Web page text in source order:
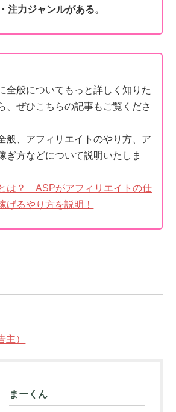
注力ジャンルがある。
全般についてもっと詳しく知りた
、ぜひこちらの記事もご覧くださ
般、アフィリエイトのやり方、ア
ぎ方などについて説明いたしま
は？ ASPがアフィリエイトの仕
げるやり方を説明！
主）
まーくん